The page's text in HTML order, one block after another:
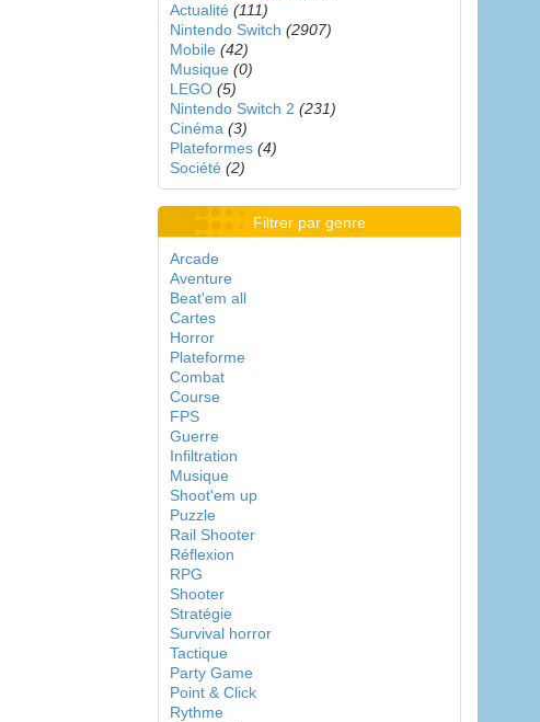
Actualité (111)
Nintendo Switch (2907)
Mobile (42)
Musique (0)
LEGO (5)
Nintendo Switch 2 (231)
Cinéma (3)
Plateformes (4)
Société (2)
Filtrer par genre
Arcade
Aventure
Beat'em all
Cartes
Horror
Plateforme
Combat
Course
FPS
Guerre
Infiltration
Musique
Shoot'em up
Puzzle
Rail Shooter
Réflexion
RPG
Shooter
Stratégie
Survival horror
Tactique
Party Game
Point & Click
Rythme